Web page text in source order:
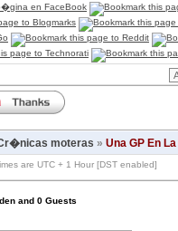
moteras » Una GP En
are UTC + 1 Hour [DST enabled]
and 0 Guests